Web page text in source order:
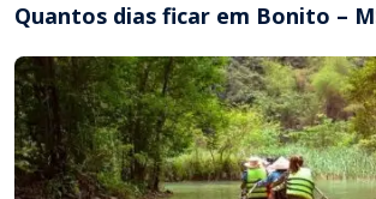
Quantos dias ficar em Bonito –